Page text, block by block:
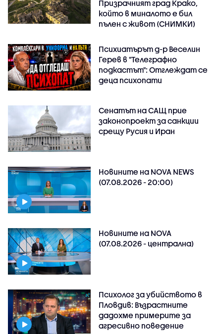
Призрачният град Крако,
който в миналото е бил
пълен с живот (СНИМКИ)
Психиатърът д-р Веселин
Герев в "Телеграфно
подкастът": Отглеждат се
деца психопати
Сенатът на САЩ прие
законопроект за санкции
срещу Русия и Иран
Новините на NOVA NEWS
(07.08.2026 - 20:00)
Новините на NOVA
(07.08.2026 - централна)
Психолог за убийството в
Пловдив: Възрастните
дадохме примерите за
агресивно поведение